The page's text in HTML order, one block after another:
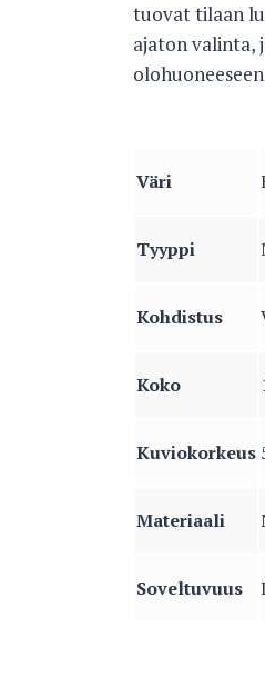
tuovat tilaan
ajaton valinta,
Väri
Tyyppi
Kohdistus
Koko
Kuviokorkeus
Materiaali
Soveltuvuus